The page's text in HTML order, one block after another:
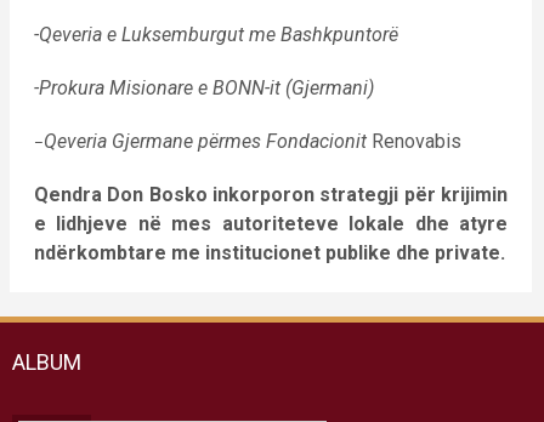
-Qeveria e Luksemburgut me Bashkpuntorë
-Prokura Misionare e BONN-it (Gjermani)
–Qeveria Gjermane përmes Fondacionit Renovabis
Qendra Don Bosko inkorporon strategji për krijimin
e lidhjeve në mes autoriteteve lokale dhe atyre
ndërkombtare me institucionet publike dhe private.
ALBUM